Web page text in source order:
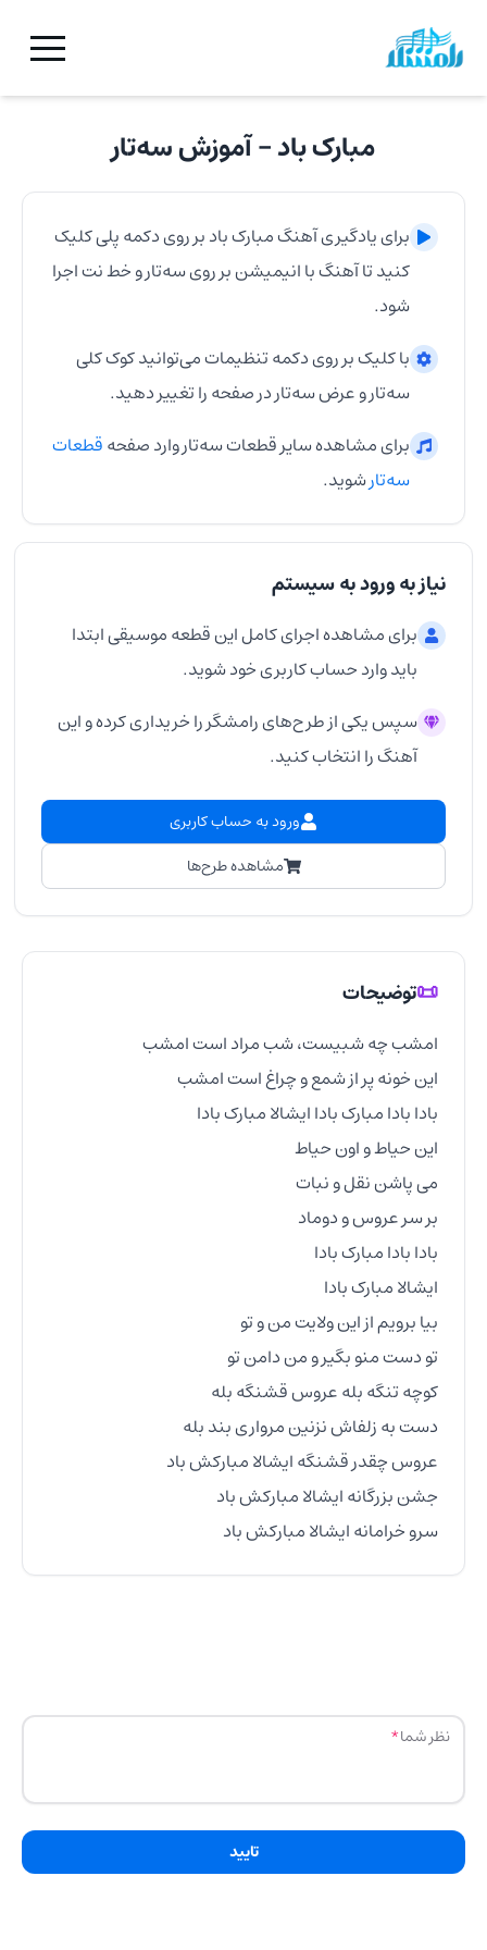
مبارک باد- آموزشسه‌تار
برای یادگیری آهنگمبارک بادبر روی دکمه پلی کلیک
کنید تا آهنگ با انیمیشن بر رویسه‌تارو خط نت اجرا
شود.
با کلیک بر روی دکمه تنظیمات می‌توانید کوک کلی
سه‌تارو عرضسه‌تاردر صفحه را تغییر دهید.
برای مشاهده سایر قطعاتسه‌تاروارد صفحهقطعات
سه‌تارشوید.
نیاز به ورود به سیستم
برای مشاهده اجرای کامل این قطعه موسیقی ابتدا
باید وارد حساب کاربری خود شوید.
سپس یکی از طرح‌های رامشگر را خریداری کرده و این
آهنگ را انتخاب کنید.
ورود به حساب کاربری
مشاهده طرح‌ها
📜توضیحات
سرو خرامانه ایشالا مبارکش باد
نظر شما
تایید